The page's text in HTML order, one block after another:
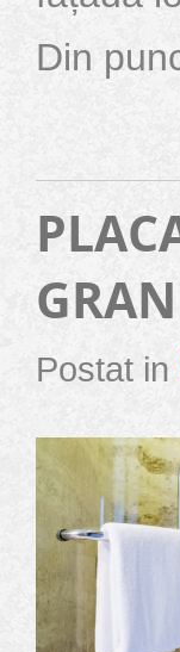
Din
Postat in